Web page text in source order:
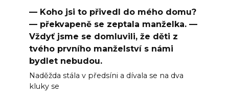
— Koho jsi to přivedl do mého domu?
— překvapeně se zeptala manželka. —
Vždyť jsme se domluvili, že děti z
tvého prvního manželství s námi
bydlet nebudou.
Naděžda stála v předsíni a dívala se na dva
kluky se